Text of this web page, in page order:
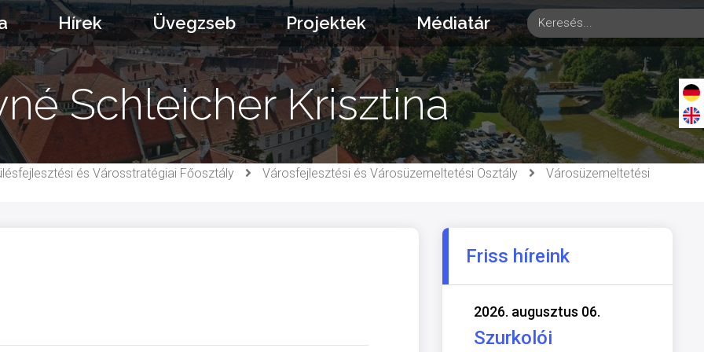
Hírek Üvegzseb Projektek Médiatár
Schleicher Krisztina
és Városstratégiai Főosztály Városfejlesztési és Városüzemeltetési Osztály
Városüzemeltetési
Friss híreink
2026. augusztus 06.
Szurkolói